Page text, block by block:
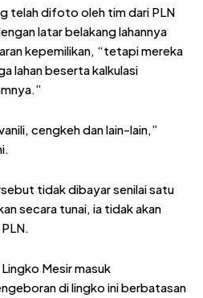
telah difoto oleh tim dari PLN
latar belakang lahannya
kepemilikan, “tetapi mereka
lahan beserta kalkulasi
cengkeh dan lain-lain,”
tidak dibayar senilai satu
secara tunai, ia tidak akan
Mesir masuk
di lingko ini berbatasan